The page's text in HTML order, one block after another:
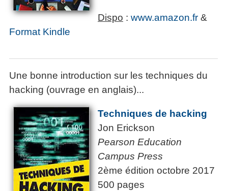
Dispo : www.amazon.fr &
Format Kindle
Une bonne introduction sur les techniques du
hacking (ouvrage en anglais)...
Techniques de hacking
Jon Erickson
Pearson Education
Campus Press
2ème édition octobre 2017
500 pages